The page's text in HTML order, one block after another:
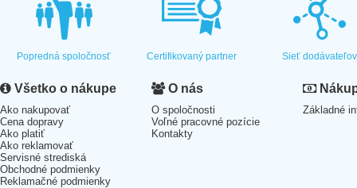
Popredná spoločnosť Certifikovaný partner Sieť dodávateľov
Všetko o nákupe
Ako nakupovať
Cena dopravy
Ako platiť
Ako reklamovať
Servisné strediská
Obchodné podmienky
Reklamačné podmienky
O nás
O spoločnosti
Voľné pracovné pozície
Kontakty
Základné